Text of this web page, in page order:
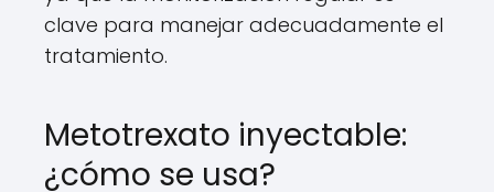
clave para manejar adecuadamente el
tratamiento.
Metotrexato inyectable:
¿cómo se usa?